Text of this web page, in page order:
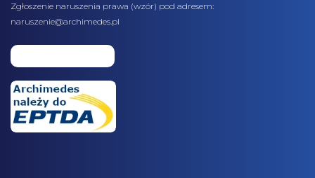
Zgłoszenie naruszenia prawa (wzór) pod adresem:
naruszenie@archimedes.pl